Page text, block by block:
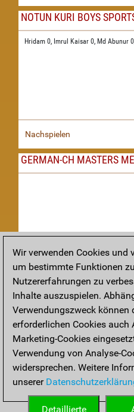
NOTUN KURI BOYS
Hridam 0, Imrul Kaisar 0, Md Abunur
Nachspielen
GERMAN-CH MASTERS
Nachspielen
TAKTIK
Taktikstellungen aus den
THEORIE
Interessante
Wir verwenden Cookies und
um bestimmte Funktionen
Nutzererfahrungen zu
Inhalte auszuspielen.
Verwendungszweck können
erforderlichen Cookies auch
Marketing-Cookies
Verwendung von Analyse-
widersprechen. Weitere
unserer
Detaillierte